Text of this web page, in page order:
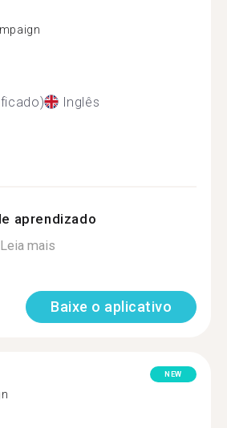
Inglês
aprendizado
Leia mais
Baixe o aplicativo
NEW